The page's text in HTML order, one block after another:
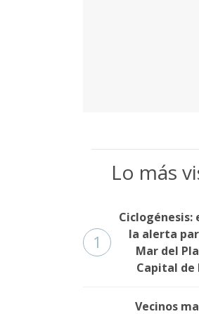
Lo más
1
Ciclogénesis:
la alerta
Mar del
Capital de
Vecinos